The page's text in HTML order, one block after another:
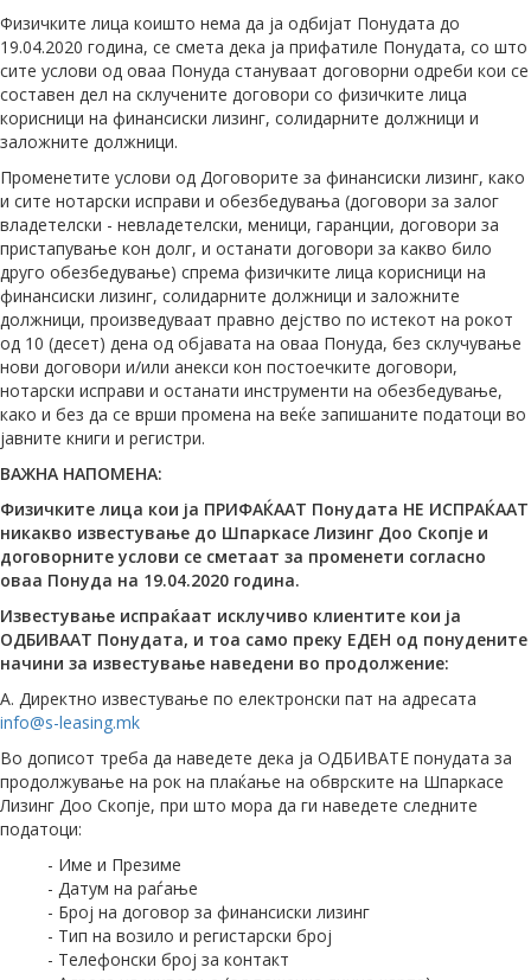
Физичките лица коишто нема да ја одбијат Понудата до
19.04.2020 година, се смета дека ја прифатиле Понудата, со што
сите услови од оваа Понуда стануваат договорни одреби кои се
составен дел на склучените договори со физичките лица
корисници на финансиски лизинг, солидарните должници и
заложните должници.
Променетите услови од Договорите за финансиски лизинг, како
и сите нотарски исправи и обезбедувања (договори за залог
владетелски - невладетелски, меници, гаранции, договори за
пристапување кон долг, и останати договори за какво било
друго обезбедување) спрема физичките лица корисници на
финансиски лизинг, солидарните должници и заложните
должници, произведуваат правно дејство по истекот на рокот
од 10 (десет) дена од објавата на оваа Понуда, без склучување
нови договори и/или анекси кон постоечките договори,
нотарски исправи и останати инструменти на обезбедување,
како и без да се врши промена на веќе запишаните податоци во
јавните книги и регистри.
ВАЖНА НАПОМЕНА:
Физичките лица кои ја ПРИФАЌААТ Понудата НЕ ИСПРАЌААТ
никакво известување до Шпаркасе Лизинг Доо Скопје и
договорните услови се сметаат за променети согласно
оваа Понуда на 19.04.2020 година.
Известување испраќаат исклучиво клиентите кои ја
ОДБИВААТ Понудата, и тоа само преку ЕДЕН од понудените
начини за известување наведени во продолжение:
A. Директно известување по електронски пат на адресата
info@s-leasing.mk
Во дописот треба да наведете дека ја ОДБИВАТЕ понудата за
продолжување на рок на плаќање на обврските на Шпаркасе
Лизинг Доо Скопје, при што мора да ги наведете следните
податоци:
- Име и Презиме
- Датум на раѓање
- Број на договор за финансиски лизинг
- Тип на возило и регистарски број
- Телефонски број за контакт